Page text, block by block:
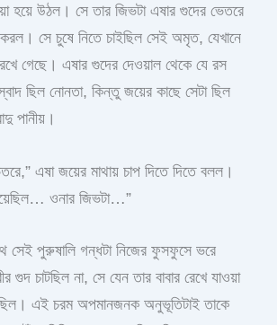
হয়ে উঠল। সে তার জিভটা এষার গুদের ভেতরে
করল। সে চুষে নিতে চাইছিল সেই অমৃত, যেখানে
গেছে। এষার গুদের দেওয়াল থেকে যে রস
ছিল নোনতা, কিন্তু জয়ের কাছে সেটা ছিল
পানীয়।
এষা জয়ের মাথায় চাপ দিতে দিতে বলল।
ওনার জিভটা…”
সেই পুরুষালি গন্ধটা নিজের ফুসফুসে ভরে
গুদ চাটছিল না, সে যেন তার বাবার রেখে যাওয়া
এই চরম অপমানজনক অনুভূতিটাই তাকে